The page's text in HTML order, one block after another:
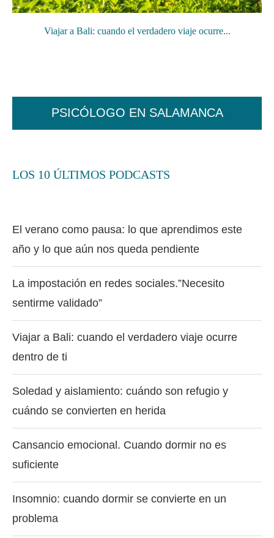
Viajar a Bali: cuando el verdadero viaje ocurre...
PSICÓLOGO EN SALAMANCA
LOS 10 ÚLTIMOS PODCASTS
El verano como pausa: lo que aprendimos este
año y lo que aún nos queda pendiente
La impostación en redes sociales.”Necesito
sentirme validado”
Viajar a Bali: cuando el verdadero viaje ocurre
dentro de ti
Soledad y aislamiento: cuándo son refugio y
cuándo se convierten en herida
Cansancio emocional. Cuando dormir no es
suficiente
Insomnio: cuando dormir se convierte en un
problema